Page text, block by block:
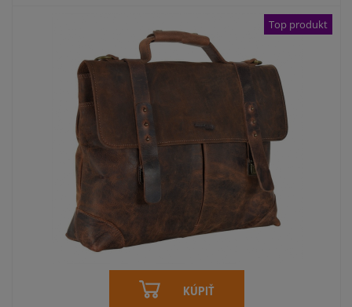
KÚPIŤ
Top produkt